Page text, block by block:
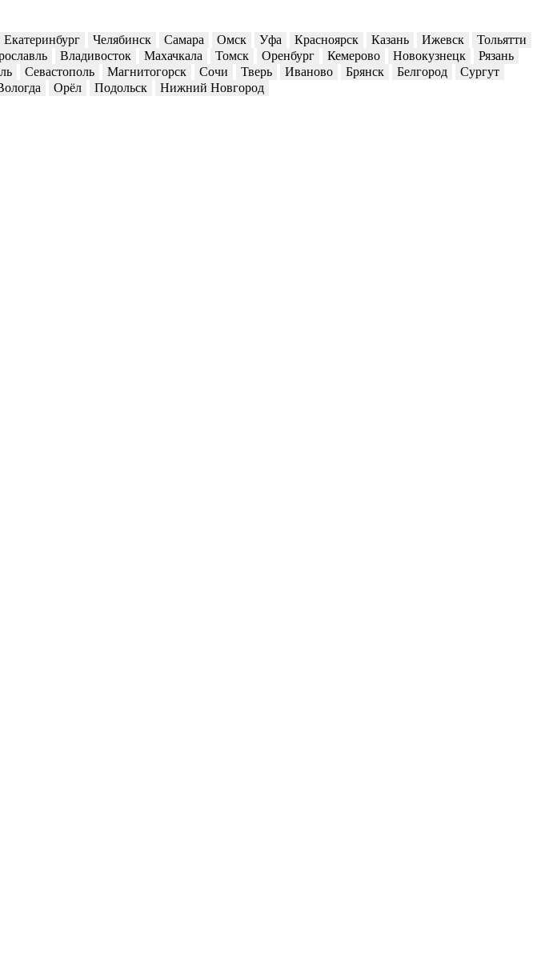
Екатеринбург Челябинск Самара Омск Уфа Красноярск Казань Ижевск
Тольятти
Владивосток Махачкала Томск Оренбург Кемерово Новокузнецк
Рязань
Севастополь Магнитогорск Сочи Тверь Иваново Брянск Белгород
Сургут
Орёл Подольск Нижний Новгород